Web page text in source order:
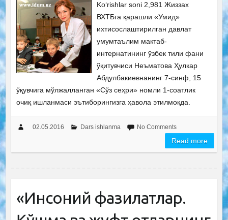
Ko‘rishlar soni 2,981 Жиззах
ВХТБга қарашли «Умид»
ихтисослаштирилган давлат
умумтаълим мактаб-
интернатининг ўзбек тили фани
ўқитувчиси Неъматова Ҳулкар
Абдулбакиевнанинг 7-синф, 15
ўқувчига мўлжалланган «Сўз сеҳри» номли 1-соатлик
очиқ ишланмаси эътиборингизга ҳавола этилмоқда.
02.05.2016 Dars ishlanma No Comments
Read more
«Инсоний фазилатлар.